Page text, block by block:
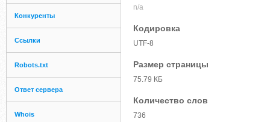
Конкуренты
Ссылки
Robots.txt
Ответ сервера
Whois
n/a
Кодировка
UTF-8
Размер страницы
75.79 КБ
Количество слов
736